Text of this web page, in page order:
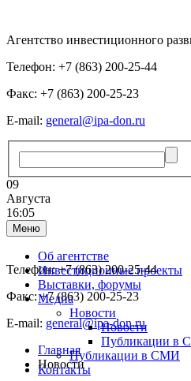
Агентство инвестиционного
Телефон: +7 (863) 200-25-44
Факс: +7 (863) 200-25-23
E-mail: general@ipa-don.ru
09
Августа
16:05
Меню
Об агентстве
Инвестиционные проекты
Выставки, форумы
Медиа
Новости
Новости
Публикации в
Публикации в СМИ
Контакты
Телефон: +7 (863) 200-25-44
Факс: +7 (863) 200-25-23
E-mail: general@ipa-don.ru
Главная
Новости